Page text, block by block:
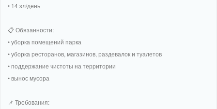
• 14 зл/день
📋 Обязанности:
• уборка помещений парка
• уборка ресторанов, магазинов, раздевалок и туалетов
• поддержание чистоты на территории
• вынос мусора
📌 Требования: